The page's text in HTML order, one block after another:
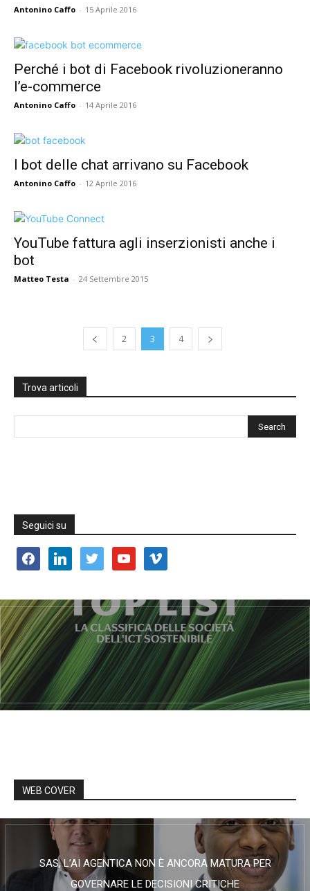
Antonino Caffo - 15 Aprile 2016
Perché i bot di Facebook rivoluzioneranno
l’e-commerce
Antonino Caffo - 14 Aprile 2016
I bot delle chat arrivano su Facebook
Antonino Caffo - 12 Aprile 2016
YouTube fattura agli inserzionisti anche i
bot
Matteo Testa - 24 Settembre 2015
2 3 4
Trova articoli
Seguici su
facebooklinkedin twitter youtube vimeo
WEB COVER
SAS, L’AI AGENTICA NON È ANCORA MATURA PER
GOVERNARE LE DECISIONI CRITICHE